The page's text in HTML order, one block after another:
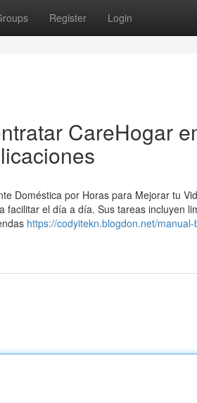
Register Login
CareHogar
Doméstica por Horas para Mejorar tu
el día a día. Sus tareas incluyen
https://codyitekn.blogdon.net/